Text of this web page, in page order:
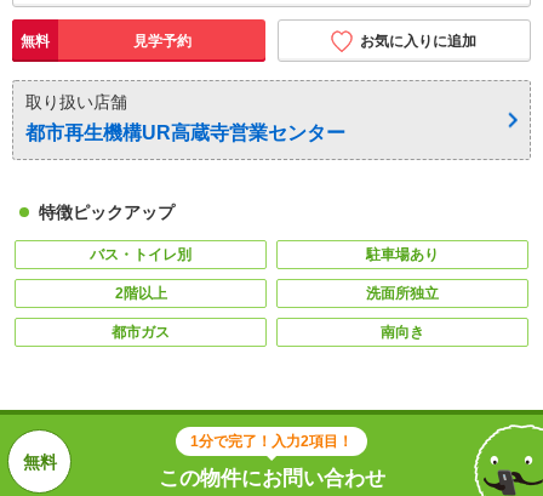
無料 見学予約 お気に入りに追加
取り扱い店舗
都市再生機構UR高蔵寺営業センター
特徴ピックアップ
バス・トイレ別 駐車場あり
2階以上 洗面所独立
都市ガス 南向き
1分で完了！入力2項目！
この物件にお問い合わせ